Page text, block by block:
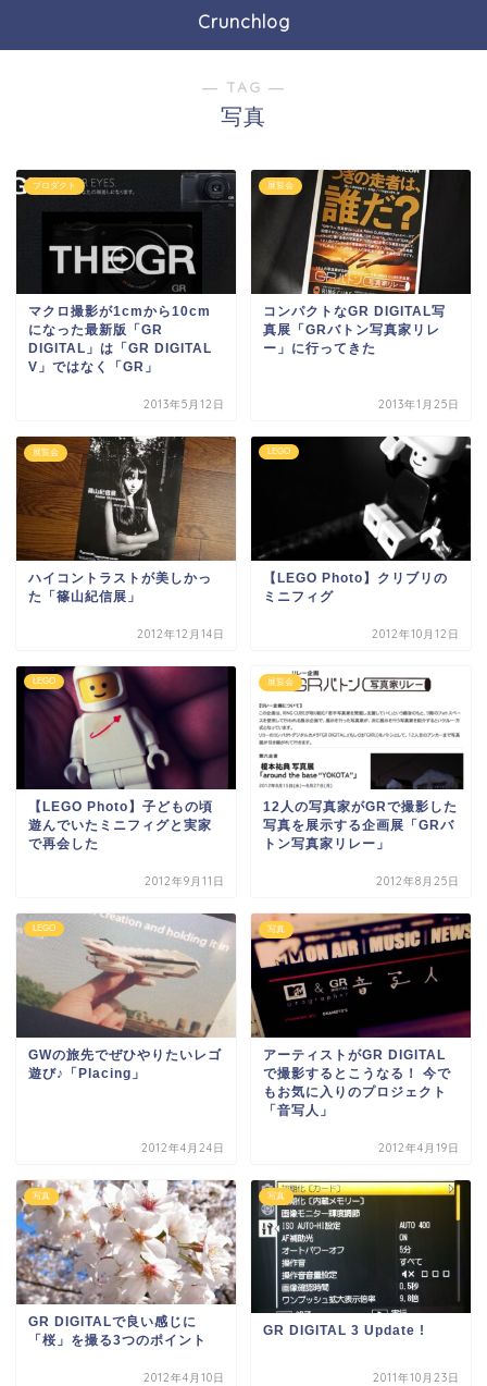
Crunchlog
― TAG ―
写真
プロダクト
マクロ撮影が1cmから10cm
になった最新版「GR
DIGITAL」は「GR DIGITAL
V」ではなく「GR」
2013年5月12日
展覧会
コンパクトなGR DIGITAL写
真展「GRバトン写真家リレ
ー」に行ってきた
2013年1月25日
展覧会
ハイコントラストが美しかっ
た「篠山紀信展」
2012年12月14日
LEGO
【LEGO Photo】クリブリの
ミニフィグ
2012年10月12日
LEGO
【LEGO Photo】子どもの頃
遊んでいたミニフィグと実家
で再会した
2012年9月11日
展覧会
12人の写真家がGRで撮影した
写真を展示する企画展「GRバ
トン写真家リレー」
2012年8月25日
LEGO
GWの旅先でぜひやりたいレゴ
遊び♪「Placing」
2012年4月24日
写真
アーティストがGR DIGITAL
で撮影するとこうなる！ 今で
もお気に入りのプロジェクト
「音写人」
2012年4月19日
写真
GR DIGITALで良い感じに
「桜」を撮る3つのポイント
2012年4月10日
写真
GR DIGITAL 3 Update !
2011年10月23日